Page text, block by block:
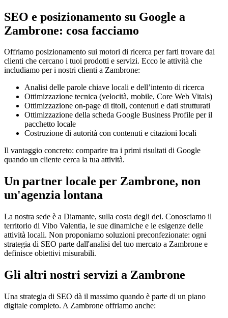
SEO e posizionamento su Google a
Zambrone: cosa facciamo
Offriamo posizionamento sui motori di ricerca per farti trovare dai
clienti che cercano i tuoi prodotti e servizi. Ecco le attività che
includiamo per i nostri clienti a Zambrone:
Analisi delle parole chiave locali e dell’intento di ricerca
Ottimizzazione tecnica (velocità, mobile, Core Web Vitals)
Ottimizzazione on-page di titoli, contenuti e dati strutturati
Ottimizzazione della scheda Google Business Profile per il
pacchetto locale
Costruzione di autorità con contenuti e citazioni locali
Il vantaggio concreto: comparire tra i primi risultati di Google
quando un cliente cerca la tua attività.
Un partner locale per Zambrone, non
un'agenzia lontana
La nostra sede è a Diamante, sulla costa degli dei. Conosciamo il
territorio di Vibo Valentia, le sue dinamiche e le esigenze delle
attività locali. Non proponiamo soluzioni preconfezionate: ogni
strategia di SEO parte dall'analisi del tuo mercato a Zambrone e
definisce obiettivi misurabili.
Gli altri nostri servizi a Zambrone
Una strategia di SEO dà il massimo quando è parte di un piano
digitale completo. A Zambrone offriamo anche: